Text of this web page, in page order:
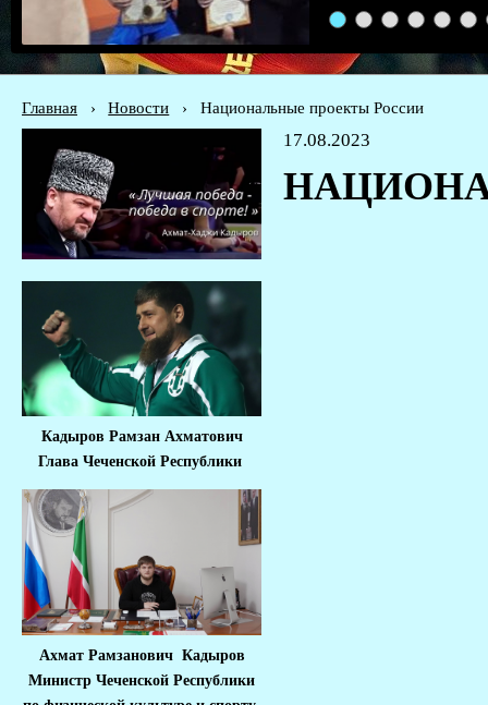
1 2 3 4 5 6
Главная › Новости › Национальные проекты России
Кадыров Рамзан Ахматович
Глава Чеченской Республики
Ахмат Рамзанович Кадыров
Министр Чеченской Республики
17.08.2023